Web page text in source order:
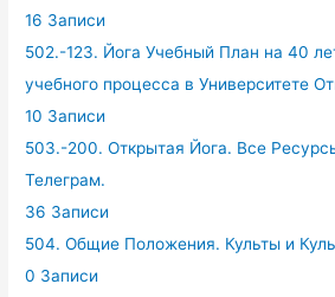
16 Записи
502.-123. Йога Учебный План на 40
учебного процесса в Университете
10 Записи
503.-200. Открытая Йога. Все
Телеграм.
36 Записи
504. Общие Положения. Культы и
0 Записи